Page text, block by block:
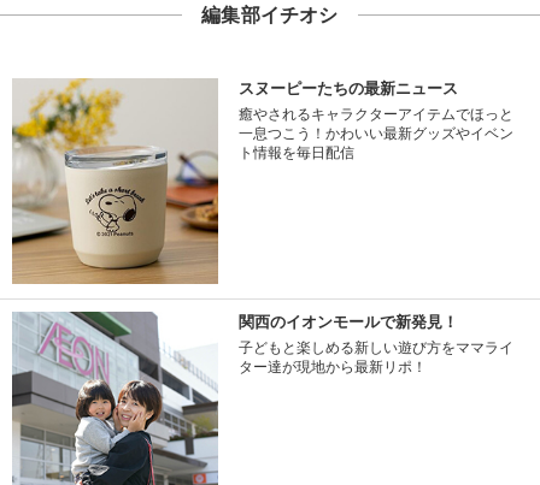
編集部イチオシ
スヌーピーたちの最新ニュース
癒やされるキャラクターアイテムでほっと
一息つこう！かわいい最新グッズやイベン
ト情報を毎日配信
関西のイオンモールで新発見！
子どもと楽しめる新しい遊び方をママライ
ター達が現地から最新リポ！